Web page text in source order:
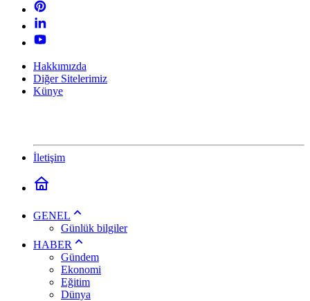
Hakkımızda
Diğer Sitelerimiz
Künye
İletişim
GENEL
Günlük bilgiler
HABER
Gündem
Ekonomi
Eğitim
Dünya